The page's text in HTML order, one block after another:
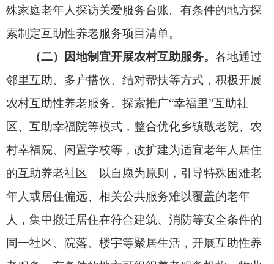
组织开展互助性养老服务。有条件的地方积极依托
乡镇卫生院、村卫生室开展康复护理、健康教育、
乡镇（街道）区域养老服务中心、村养老服务站点
开展签约合作、提供服务。
（三）积极探索互助服务新模式。各级老龄办
推动将互助性养老服务纳入“银龄行动”内容，组织
以“互助养老”为主题的老年人志愿服务活动。有条
务管理平台等，建立统一的互助服务时间（积分）
管理系统；鼓励建立跨区域通存通兑平台；探索建
立时间（积分）转让机制，将本人服务时间（积
分）转让给直系亲属使用；创新互助性养老
服务价
值转化机制，支持将
互助性养老
服务时间（积分）